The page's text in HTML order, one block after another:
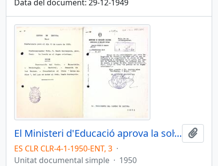
Data del document: 29-12-1949
El Ministeri d'Educació aprova la sol·licitud del Centre de Lectura per organitzar una conferència
ES CLR CLR-4-1-1950-ENT, 3 ·
Unitat documental simple · 1950